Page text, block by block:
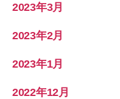
2023年3月
2023年2月
2023年1月
2022年12月